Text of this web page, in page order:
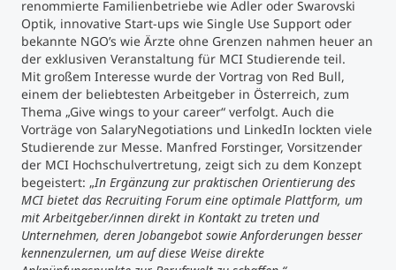
renommierte Familienbetriebe wie Adler oder Swarovski
Optik, innovative Start-ups wie Single Use Support oder
bekannte NGO’s wie Ärzte ohne Grenzen nahmen heuer an
der exklusiven Veranstaltung für MCI Studierende teil.
Mit großem Interesse wurde der Vortrag von Red Bull,
einem der beliebtesten Arbeitgeber in Österreich, zum
Thema „Give wings to your career“ verfolgt. Auch die
Vorträge von SalaryNegotiations und LinkedIn lockten viele
Studierende zur Messe. Manfred Forstinger, Vorsitzender
der MCI Hochschulvertretung, zeigt sich zu dem Konzept
begeistert: „In Ergänzung zur praktischen Orientierung des
MCI bietet das Recruiting Forum eine optimale Plattform, um
mit Arbeitgeber/innen direkt in Kontakt zu treten und
Unternehmen, deren Jobangebot sowie Anforderungen besser
kennenzulernen, um auf diese Weise direkte